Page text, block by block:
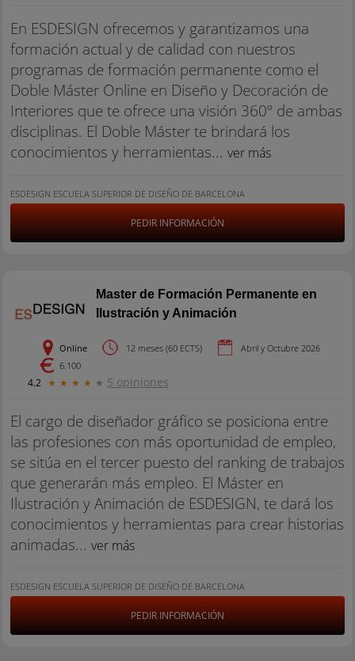
En ESDESIGN ofrecemos y garantizamos una
formación actual y de calidad con nuestros
programas de formación permanente como el
Doble Máster Online en Diseño y Decoración de
Interiores que te ofrece una visión 360º de ambas
disciplinas. El Doble Máster te brindará los
conocimientos y herramientas... ver más
ESDESIGN ESCUELA SUPERIOR DE DISEÑO DE BARCELONA
PEDIR INFORMACIÓN
Master de Formación Permanente en
Ilustración y Animación
Online 12 meses (60 ECTS)
Abril y Octubre 2026
6.100
4.2 ★ ★ ★ ★ ★ 5 opiniones
El cargo de diseñador gráfico se posiciona entre
las profesiones con más oportunidad de empleo,
se sitúa en el tercer puesto del ranking de trabajos
que generarán más empleo. El Máster en
Ilustración y Animación de ESDESIGN, te dará los
conocimientos y herramientas para crear historias
animadas... ver más
ESDESIGN ESCUELA SUPERIOR DE DISEÑO DE BARCELONA
PEDIR INFORMACIÓN